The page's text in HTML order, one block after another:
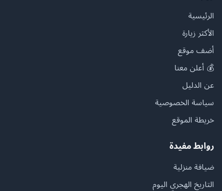
الرئيسية
الأكثر زيارة
أضف موقع
💰 أعلن معنا
عن الدليل
سياسة الخصوصية
خريطة الموقع
روابط مفيدة
ضيافة منزلية
التاريخ الهجري اليوم